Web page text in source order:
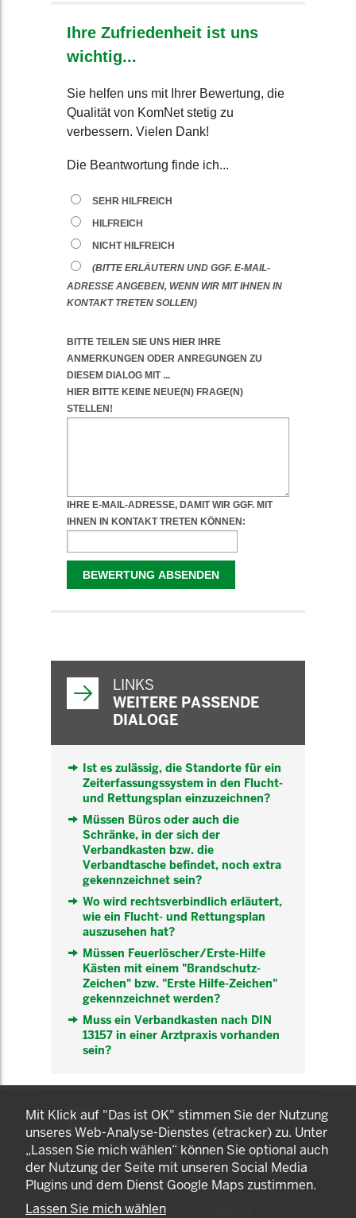
LINKS
WEITERE PASSENDE
DIALOGE
Ist es zulässig, die Standorte für ein
Zeiterfassungssystem in den Flucht-
und Rettungsplan einzuzeichnen?
Müssen Büros oder auch die
Schränke, in der sich der
Verbandkasten bzw. die
Verbandtasche befindet, noch extra
gekennzeichnet sein?
Wo wird rechtsverbindlich erläutert,
wie ein Flucht- und Rettungsplan
auszusehen hat?
Müssen Feuerlöscher/Erste-Hilfe
Kästen mit einem "Brandschutz-
Zeichen" bzw. "Erste Hilfe-Zeichen"
gekennzeichnet werden?
Muss ein Verbandkasten nach DIN
13157 in einer Arztpraxis vorhanden
sein?
KOMNET
GUT BERATEN. GESUND
ARBEITEN.
© 2025 LANDESAMT FÜR GESUNDHEIT UND
Mit Klick auf "Das ist OK" stimmen Sie der Nutzung
unseres Web-Analyse-Dienstes (etracker) zu. Unter
„Lassen Sie mich wählen“ können Sie optional auch
der Nutzung der Seite mit unseren Social Media
Plugins und dem Dienst Google Maps zustimmen.
Lassen Sie mich wählen